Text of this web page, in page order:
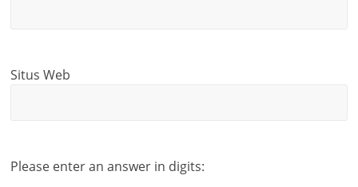
Situs Web
Please enter an answer in digits: